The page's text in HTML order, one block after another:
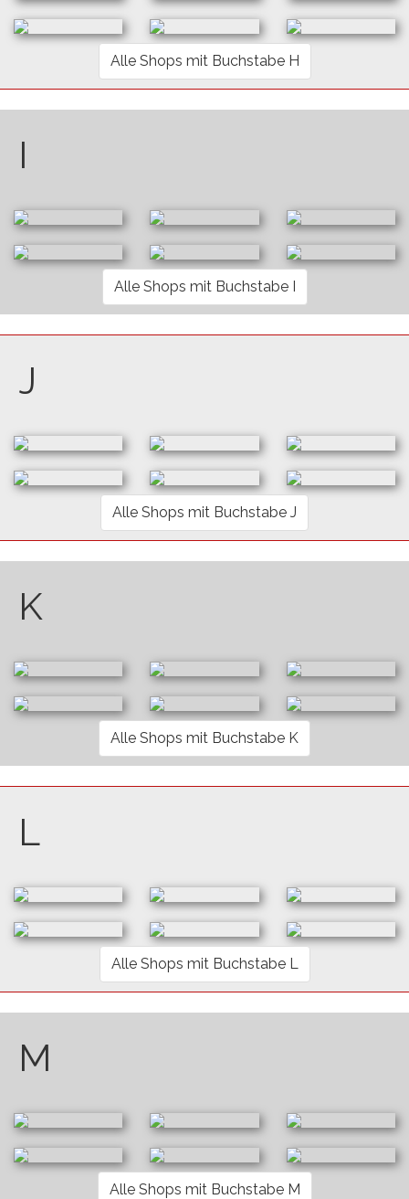
Alle Shops mit Buchstabe H
I
Alle Shops mit Buchstabe I
J
Alle Shops mit Buchstabe J
K
Alle Shops mit Buchstabe K
L
Alle Shops mit Buchstabe L
M
Alle Shops mit Buchstabe M